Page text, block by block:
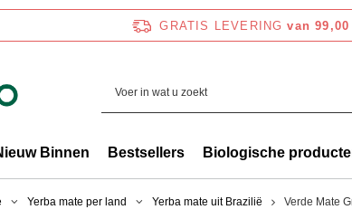
GRATIS LEVERING van 99,00
Binnen Bestsellers Biologische
Yerba mate per land Yerba mate uit Brazilië Verde Mate